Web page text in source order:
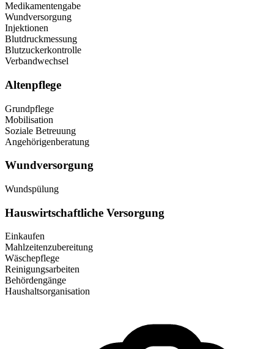
Medikamentengabe
Wundversorgung
Injektionen
Blutdruckmessung
Blutzuckerkontrolle
Verbandwechsel
Altenpflege
Grundpflege
Mobilisation
Soziale Betreuung
Angehörigenberatung
Wundversorgung
Wundspülung
Hauswirtschaftliche Versorgung
Einkaufen
Mahlzeitenzubereitung
Wäschepflege
Reinigungsarbeiten
Behördengänge
Haushaltsorganisation